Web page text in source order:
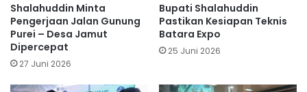
Shalahuddin Minta
Pengerjaan Jalan Gunung
Purei – Desa Jamut
Dipercepat
27 Juni 2026
Bupati Shalahuddin
Pastikan Kesiapan Teknis
Batara Expo
25 Juni 2026